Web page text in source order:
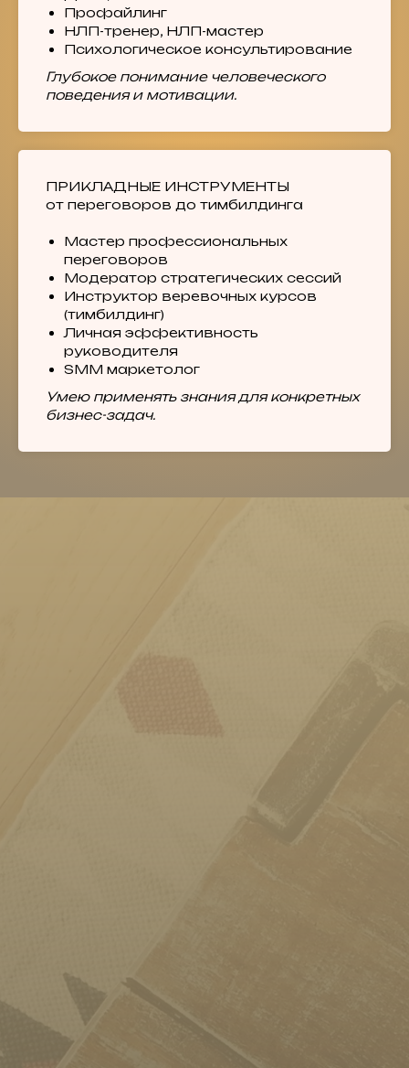
Профайлинг
НЛП-тренер, НЛП-мастер
Психологическое консультирование
Глубокое понимание человеческого
поведения и мотивации.
ПРИКЛАДНЫЕ ИНСТРУМЕНТЫ
от переговоров до тимбилдинга
Мастер профессиональных
переговоров
Модератор стратегических сессий
Инструктор веревочных курсов
(тимбилдинг)
Личная эффективность
руководителя
SMM маркетолог
Умею применять знания для конкретных
бизнес-задач.